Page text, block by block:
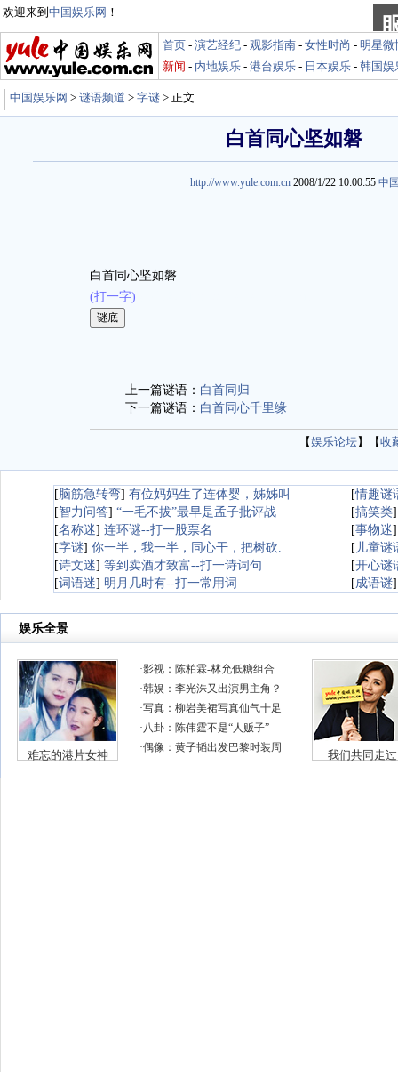
欢迎来到 中国娱乐网 ！
首页 - 演艺经纪 - 观影指南 - 女性时尚 - 明星微
新闻 - 内地娱乐 - 港台娱乐 - 日本娱乐 - 韩国娱
中国娱乐网 > 谜语频道 > 字谜 > 正文
白首同心坚如磐
http://www.yule.com.cn 2008/1/22 10:00:55 中
白首同心坚如磐
(打一字)
上一篇谜语： 白首同归
下一篇谜语： 白首同心千里缘
【娱乐论坛】【收
[脑筋急转弯] 有位妈妈生了连体婴，姊姊叫 [情趣谜
[智力问答] “一毛不拔”最早是孟子批评战 [搞笑类
[名称迷] 连环谜--打一股票名 [事物迷
[字谜] 你一半，我一半，同心干，把树砍. [ 儿童谜
[诗文迷] 等到卖酒才致富--打一诗词句 [开心谜
[词语迷] 明月几时有--打一常用词 [成语谜